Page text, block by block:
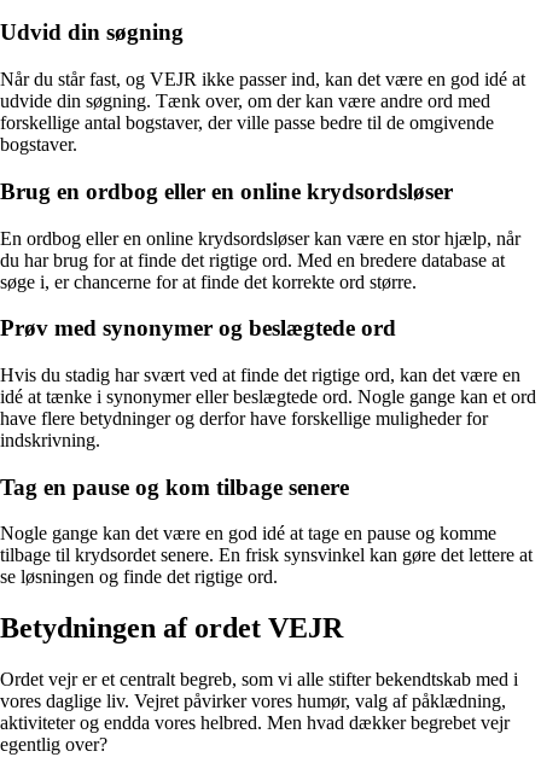
Udvid din søgning
Når du står fast, og VEJR ikke passer ind, kan det være en god idé at
udvide din søgning. Tænk over, om der kan være andre ord med
forskellige antal bogstaver, der ville passe bedre til de omgivende
bogstaver.
Brug en ordbog eller en online krydsordsløser
En ordbog eller en online krydsordsløser kan være en stor hjælp, når
du har brug for at finde det rigtige ord. Med en bredere database at
søge i, er chancerne for at finde det korrekte ord større.
Prøv med synonymer og beslægtede ord
Hvis du stadig har svært ved at finde det rigtige ord, kan det være en
idé at tænke i synonymer eller beslægtede ord. Nogle gange kan et ord
have flere betydninger og derfor have forskellige muligheder for
indskrivning.
Tag en pause og kom tilbage senere
Nogle gange kan det være en god idé at tage en pause og komme
tilbage til krydsordet senere. En frisk synsvinkel kan gøre det lettere at
se løsningen og finde det rigtige ord.
Betydningen af ordet VEJR
Ordet vejr er et centralt begreb, som vi alle stifter bekendtskab med i
vores daglige liv. Vejret påvirker vores humør, valg af påklædning,
aktiviteter og endda vores helbred. Men hvad dækker begrebet vejr
egentlig over?